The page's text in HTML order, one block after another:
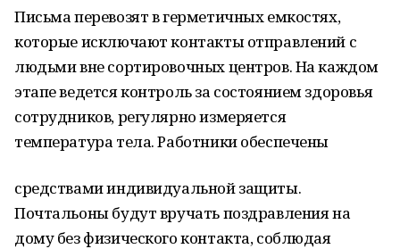
Письма перевозят в герметичных емкостях,
которые исключают контакты отправлений с
людьми вне сортировочных центров. На каждом
этапе ведется контроль за состоянием здоровья
сотрудников, регулярно измеряется
температура тела. Работники обеспечены
средствами индивидуальной защиты.
Почтальоны будут вручать поздравления на
дому без физического контакта, соблюдая